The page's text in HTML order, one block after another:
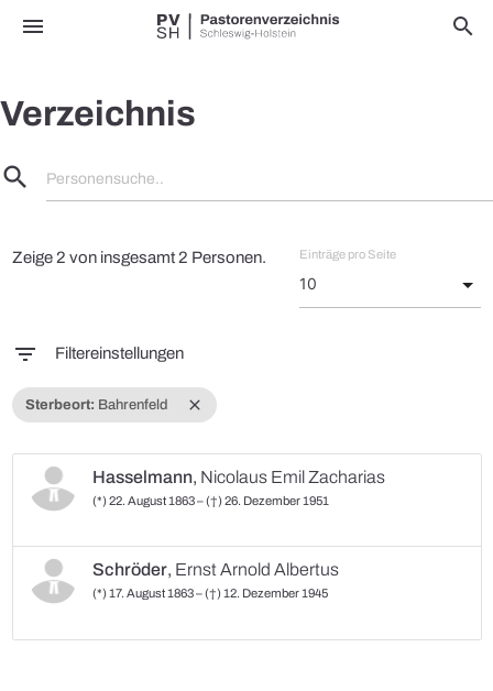
menu search
Verzeichnis
search Personensuche..
Zeige 2 von insgesamt 2 Personen. Einträge pro Seite
filter_list Filtereinstellungen
close
Sterbeort: Bahrenfeld
Hasselmann, Nicolaus Emil Zacharias
(*) 22. August 1863 – (†) 26. Dezember 1951
Schröder, Ernst Arnold Albertus
(*) 17. August 1863 – (†) 12. Dezember 1945